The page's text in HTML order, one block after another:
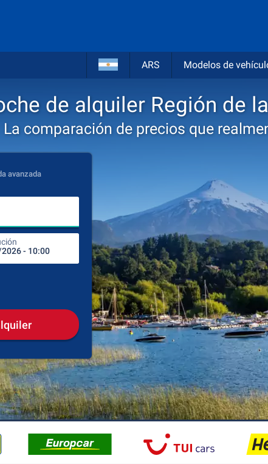
ARS Modelos de
de alquiler Región de
La comparación de precios que
avanzada
Lugar de devolución
Recogida Devolución